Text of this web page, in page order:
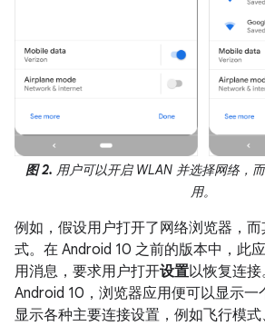
图 2. 用户可以开启 WLAN 并选择网络，
用。
例如，假设用户打开了网络浏览器，
式。在 Android 10 之前的版本中，此
用消息，要求用户打开设置以恢复连
Android 10，浏览器应用便可以显示一
显示各种主要连接设置，例如飞行模